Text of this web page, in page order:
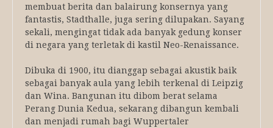
membuat berita dan balairung konsernya yang
fantastis, Stadthalle, juga sering dilupakan. Sayang
sekali, mengingat tidak ada banyak gedung konser
di negara yang terletak di kastil Neo-Renaissance.
Dibuka di 1900, itu dianggap sebagai akustik baik
sebagai banyak aula yang lebih terkenal di Leipzig
dan Wina. Bangunan itu dibom berat selama
Perang Dunia Kedua, sekarang dibangun kembali
dan menjadi rumah bagi Wuppertaler